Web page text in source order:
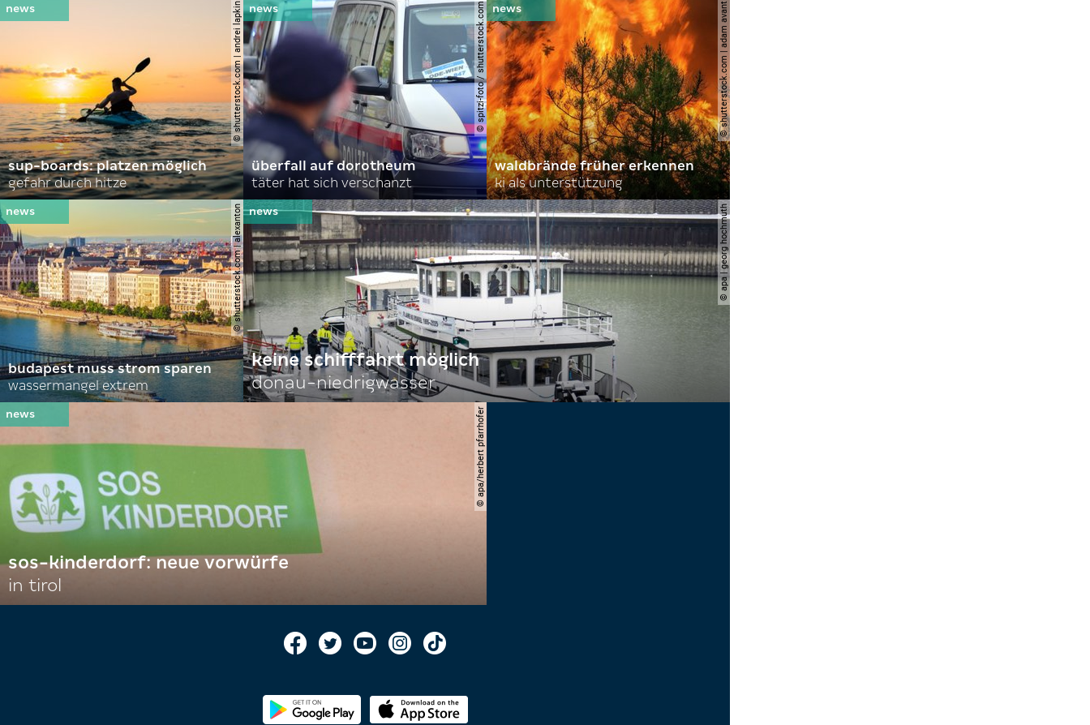
© shutterstock.com | andrei lapkin
sup-boards: platzen möglich
gefahr durch hitze
© spitzi-foto / shutterstock.com
überfall auf dorotheum
täter hat sich verschanzt
© shutterstock.com | adam avant
waldbrände früher erkennen
ki als unterstützung
© shutterstock.com | alexanton
budapest muss strom sparen
wassermangel extrem
© apa | georg hochmuth
keine schifffahrt möglich
donau-niedrigwasser
© apa/herbert pfarrhofer
sos-kinderdorf: neue vorwürfe
in tirol